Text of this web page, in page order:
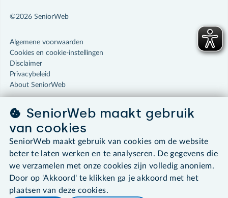
©2026 SeniorWeb
Algemene voorwaarden
Cookies en cookie-instellingen
Disclaimer
Privacybeleid
About SeniorWeb
SeniorWeb maakt gebruik
van cookies
SeniorWeb maakt gebruik van cookies om de website
beter te laten werken en te analyseren. De gegevens die
we verzamelen met onze cookies zijn volledig anoniem.
Door op 'Akkoord' te klikken ga je akkoord met het
plaatsen van deze cookies.